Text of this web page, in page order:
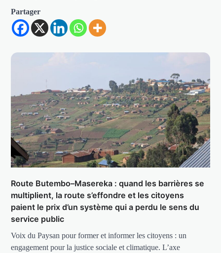
Partager
Route Butembo–Masereka : quand les barrières se
multiplient, la route s’effondre et les citoyens
paient le prix d’un système qui a perdu le sens du
service public
Voix du Paysan pour former et informer les citoyens : un
engagement pour la justice sociale et climatique. L’axe